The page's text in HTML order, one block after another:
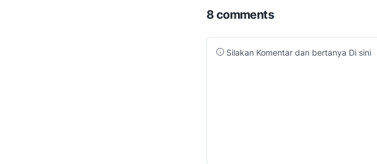
8 comments
Silakan Komentar dan bertanya Di sini